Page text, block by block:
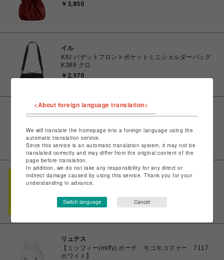
￥3,850
イル
KIU パデットフロントポケットミニショルダーバッグ
K389 クロ
￥2,970
￥2,750
イル
リュテス
【ミッフィー(miffy) ポーチ モコモコファー 7117
ホワイト】
<About foreign language translation>
We will translate the homepage into a foreign language using the
automatic translation service.
Since this service is an automatic translation system, it may not be
translated correctly and may differ from the original content of the
page before translation.
In addition, we do not take any responsibility for any direct or
indirect damage caused by using this service. Thank you for your
understanding in advance.
Switch language Cancel